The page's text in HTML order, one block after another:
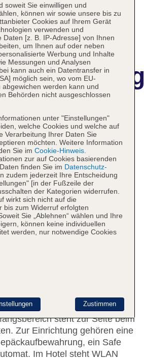
de
Unterkunft
in einem 4-stöckigen
3-stöckigen
Suiten, 13 Apartments und
Auswahl. Mehrsprachiges
Deutsch, Französisch) an der
steht zur Seite beim
Zur Einrichtung gehören eine
ein Safe
Im Hotel steht WLAN
soweit Sie einwilligen und
können wir sowie unsere bis zu
Cookies auf Ihrem Gerät
verwenden und
Daten [z. B. IP-Adresse] von Ihnen
um Ihnen auf oder neben
Werbung und Inhalte
Messungen und Analysen
kann auch ein Datentransfer in
möglich sein, wo vom EU-
abgewichen werden kann und
Behörden nicht ausgeschlossen
unter "Einstellungen"
welche Cookies und welche auf
Verarbeitung Ihrer Daten Sie
möchten. Weitere Information
Sie im Cookie-Hinweis.
zur auf Cookies basierenden
finden Sie im Datenschutz-
zudem jederzeit Ihre Entscheidung
[in der Fußzeile der
der Kategorien widerrufen.
wirkt sich nicht auf die
bis zum Widerruf erfolgten
Sie „Ablehnen“ wählen und Ihre
können keine individuellen
werden, nur notwendige Cookies
Zustimmen